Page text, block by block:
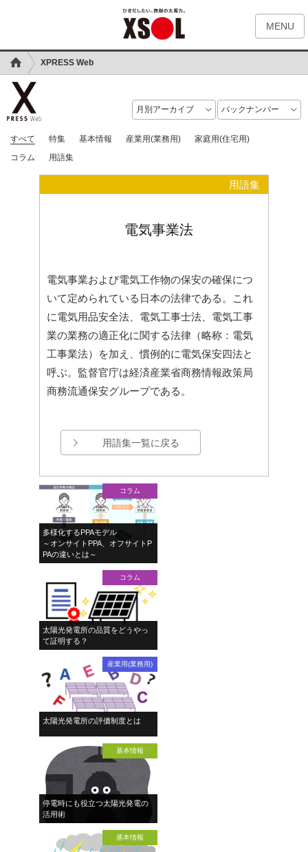
MENU
XPRESS Web
すべて 特集 基本情報 産業用(業務用)
家庭用(住宅用)
コラム
用語集
用語集
電気事業法
電気事業および電気工作物の保安の確保につ
いて定められている日本の法律である。これ
に電気用品安全法、電気工事士法、電気工事
業の業務の適正化に関する法律（略称：電気
工事業法）を加え、慣例的に電気保安四法と
呼ぶ。監督官庁は経済産業省商務情報政策局
商務流通保安グループである。
用語集一覧に戻る
コラム
多様化するPPAモデル
～オンサイトPPA、オフサイトP
PAの違いとは～
コラム
太陽光発電所の品質をどうやっ
て証明する？
産業用(業務用)
太陽光発電所の評価制度とは
基本情報
停電時にも役立つ太陽光発電の
活用術
基本情報